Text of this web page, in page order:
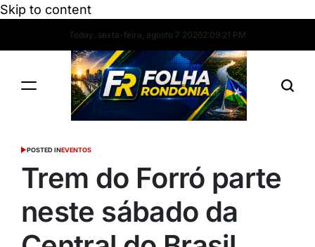
Skip to content
Today: sexta-feira, agosto 7 20262:09:22 PM
POSTED INEVENTOS
Trem do Forró parte
neste sábado da